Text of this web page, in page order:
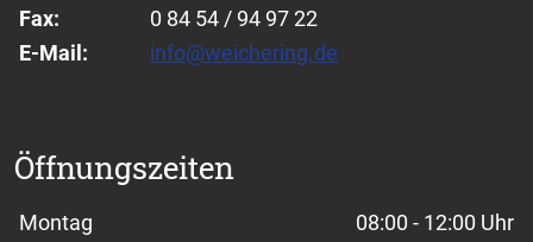
Fax:
0 84 54 / 94 97 22
E-Mail:
info@weichering.de
Öffnungszeiten
Wochentage / Monate
Öffnungszeiten / Hinweise
Montag
08:00 - 12:00 Uhr